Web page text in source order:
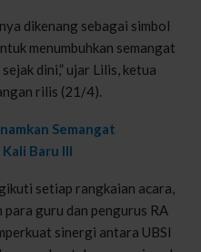
dikenang sebagai simbol
menumbuhkan semangat
dini,” ujar Lilis, ketua
rilis (21/4).
Semangat
Baru III
setiap rangkaian acara,
guru dan pengurus RA
sinergi antara UBSI